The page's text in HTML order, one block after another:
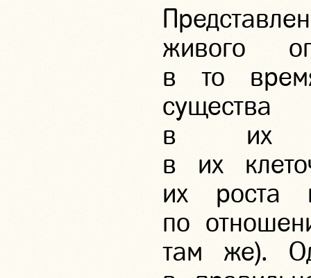
живого
в то
в их
в их
их роста
по
там же).